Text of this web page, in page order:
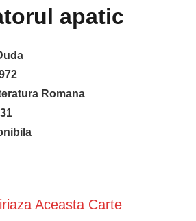
apatic
Romana
Aceasta Carte